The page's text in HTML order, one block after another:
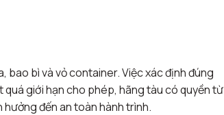
bì và vỏ container. Việc xác định đúng
giới hạn cho phép, hãng tàu có quyền từ
đến an toàn hành trình.